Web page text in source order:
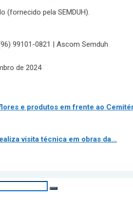
(fornecido pela SEMDUH).
99101-0821 | Ascom Semduh
de 2024
e produtos em frente ao
visita técnica em obras da...